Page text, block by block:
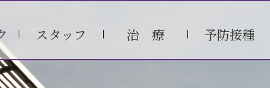
スタッフ 治 療 予防接種